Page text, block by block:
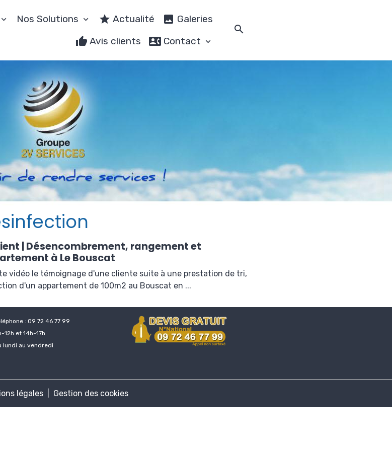
Nos Solutions Actualité
Galeries
Avis clients
Contact
| Désencombrement, rangement et
à Le Bouscat
vidéo le témoignage d'une cliente suite à une prestation de tri,
d'un appartement de 100m2 au Bouscat en ...
: 09 72 46 77 99
12h et 14h-17h
lundi au vendredi
légales Gestion des cookies